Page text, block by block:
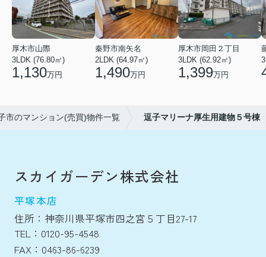
厚木市山際
3LDK (76.80㎡)
1,130万円
秦野市南矢名
2LDK (64.97㎡)
1,490万円
厚木市岡田２丁目
3LDK (62.92㎡)
1,399万円
市のマンション(売買)物件一覧 逗子マリーナ厚生用建物５号棟
スカイガーデン株式会社
平塚本店
住所：神奈川県平塚市四之宮５丁目27-17
TEL：0120-95-4548
FAX：0463-86-6239